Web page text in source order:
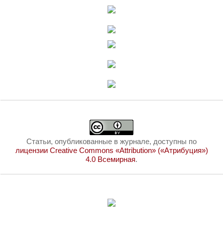
Статьи, опубликованные в журнале, доступны по
лицензии Creative Commons «Attribution» («Атрибуция»)
4.0 Всемирная.